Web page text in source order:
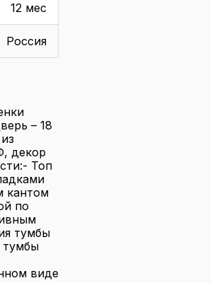
12 мес
Россия
– 18
декор
Топ
кантом
по
тумбы
тумбы
виде